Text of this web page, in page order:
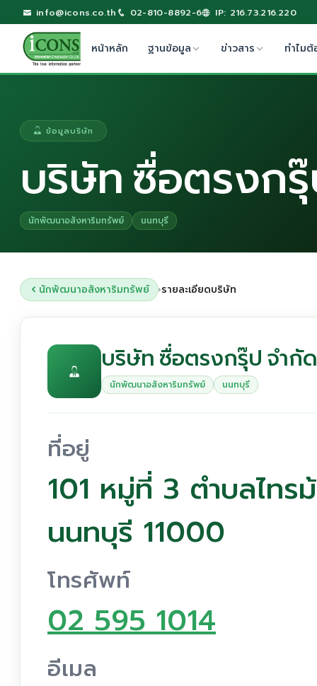
info@icons.co.th 02-810-8892-6 IP: 216.73.216.220
หน้าหลัก ฐานข้อมูล ข่าวสาร ทำไมต้
ข้อมูลบริษัท
บริษัท ซื่อตรงก
นักพัฒนาอสังหาริมทรัพย์ นนทบุรี
นักพัฒนาอสังหาริมทรัพย์ ›รายละเอียดบริษัท
บริษัท ซื่อตรงกรุ๊ป จำกัด
นักพัฒนาอสังหาริมทรัพย์ นนทบุรี
ที่อยู่
101 หมู่ที่ 3 ตำบลไทร
นนทบุรี 11000
โทรศัพท์
02 595 1014
อีเมล